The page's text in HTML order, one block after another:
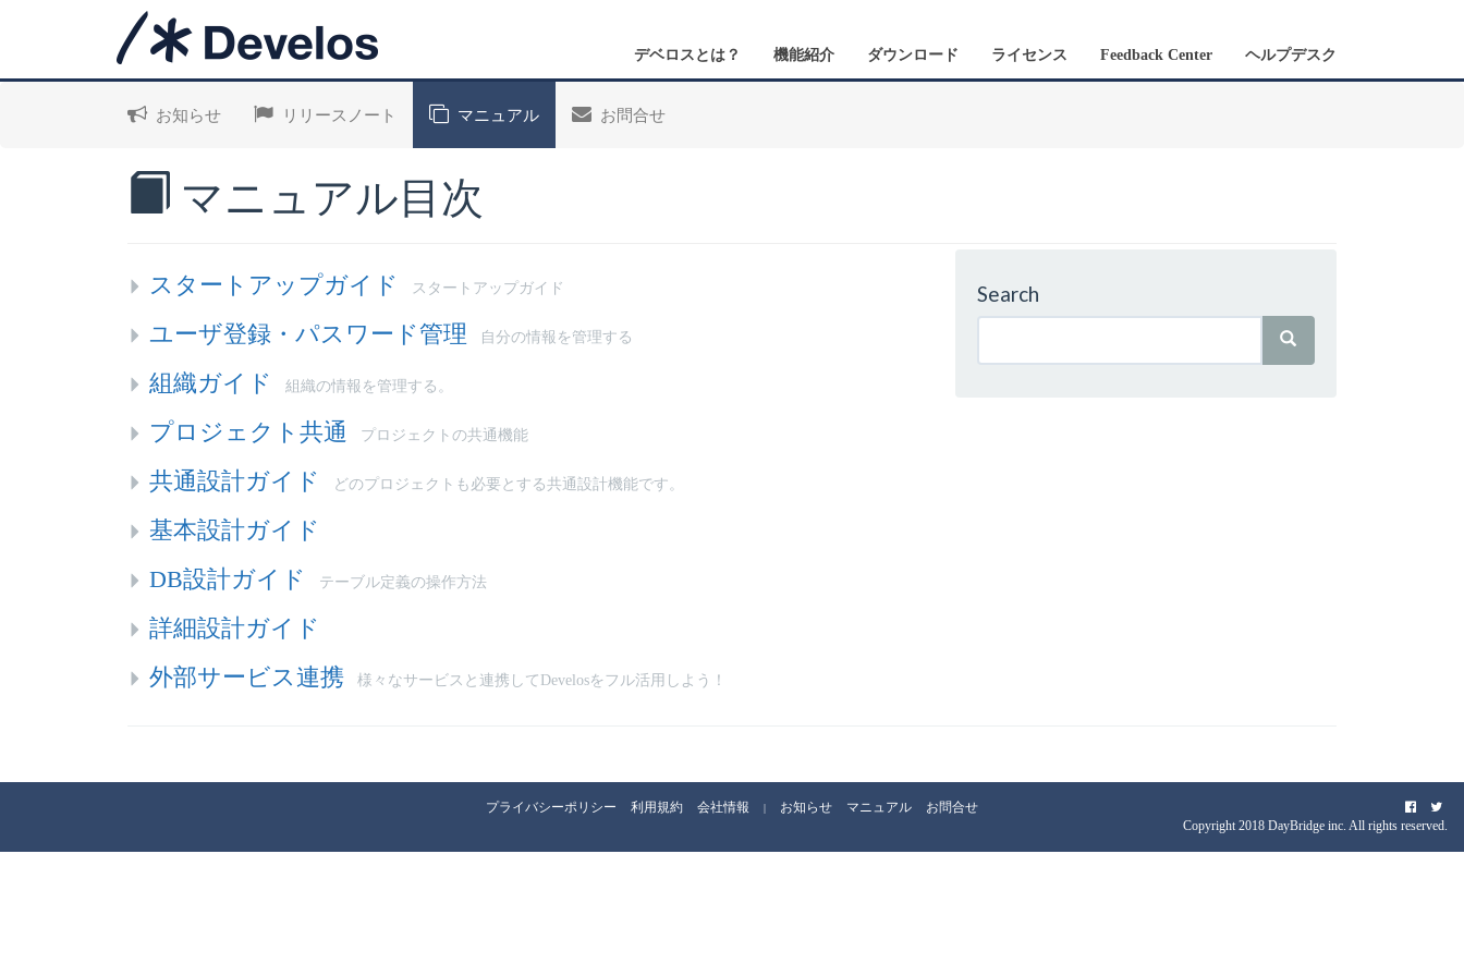
デベロスとは？ 機能紹介 ダウンロード ライセンス Feedback Center ヘルプデスク
お知らせ リリースノート マニュアル お問合せ
マニュアル目次
スタートアップガイド スタートアップガイド
ユーザ登録・パスワード管理 自分の情報を管理する
組織ガイド 組織の情報を管理する。
プロジェクト共通 プロジェクトの共通機能
共通設計ガイド どのプロジェクトも必要とする共通設計機能です。
基本設計ガイド
DB設計ガイド
テーブル定義の操作方法
詳細設計ガイド
外部サービス連携
様々なサービスと連携してDevelosをフル活用しよう！
Search
プライバシーポリシー 利用規約 会社情報 | お知らせ マニュアル
お問合せ
Copyright 2018 DayBridge inc. All rights reserved.